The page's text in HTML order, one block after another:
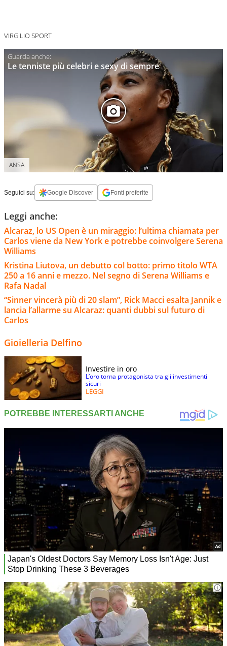
VIRGILIO SPORT
Le tenniste più celebri e sexy di sempre
ANSA
Seguici su: Google Discover Fonti preferite
Leggi anche:
Alcaraz, lo US Open è un miraggio: l’ultima chiamata per
Carlos viene da New York e potrebbe coinvolgere Serena
Williams
Kristina Liutova, un debutto col botto: primo titolo WTA
250 a 16 anni e mezzo. Nel segno di Serena Williams e
Rafa Nadal
“Sinner vincerà più di 20 slam”, Rick Macci esalta Jannik e
lancia l’allarme su Alcaraz: quanti dubbi sul futuro di
Carlos
Gioielleria Delfino
Investire in oro
L’oro torna protagonista tra gli investimenti
sicuri
LEGGI